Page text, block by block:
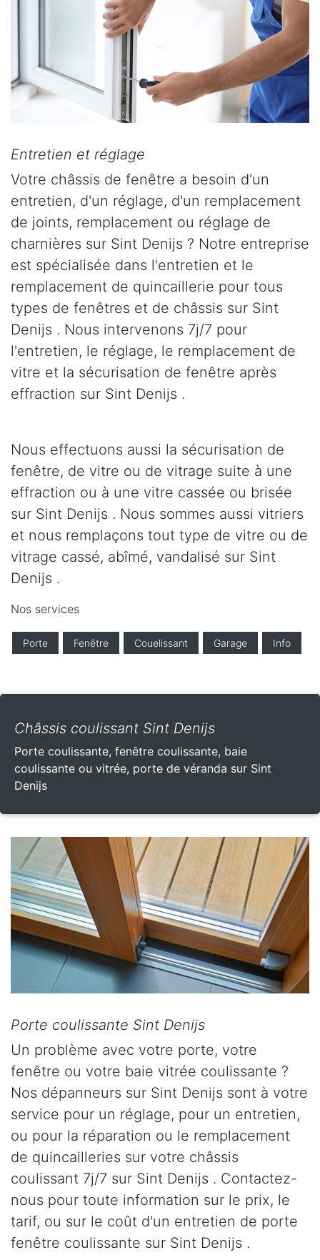
Entretien et réglage
Votre châssis de fenêtre a besoin d'un
entretien, d'un réglage, d'un remplacement
de joints, remplacement ou réglage de
charnières sur Sint Denijs ? Notre entreprise
est spécialisée dans l'entretien et le
remplacement de quincaillerie pour tous
types de fenêtres et de châssis sur Sint
Denijs . Nous intervenons 7j/7 pour
l'entretien, le réglage, le remplacement de
vitre et la sécurisation de fenêtre après
effraction sur Sint Denijs .
Nous effectuons aussi la sécurisation de
fenêtre, de vitre ou de vitrage suite à une
effraction ou à une vitre cassée ou brisée
sur Sint Denijs . Nous sommes aussi vitriers
et nous remplaçons tout type de vitre ou de
vitrage cassé, abîmé, vandalisé sur Sint
Denijs .
Nos services
Porte Fenêtre Couelissant Garage Info
Châssis coulissant Sint Denijs
Porte coulissante, fenêtre coulissante, baie
coulissante ou vitrée, porte de véranda sur Sint
Denijs
Porte coulissante Sint Denijs
Un problème avec votre porte, votre
fenêtre ou votre baie vitrée coulissante ?
Nos dépanneurs sur Sint Denijs sont à votre
service pour un réglage, pour un entretien,
ou pour la réparation ou le remplacement
de quincailleries sur votre châssis
coulissant 7j/7 sur Sint Denijs . Contactez-
nous pour toute information sur le prix, le
tarif, ou sur le coût d'un entretien de porte
fenêtre coulissante sur Sint Denijs .